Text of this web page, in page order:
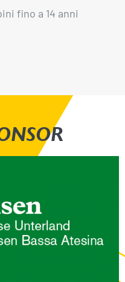
fino a 14 anni